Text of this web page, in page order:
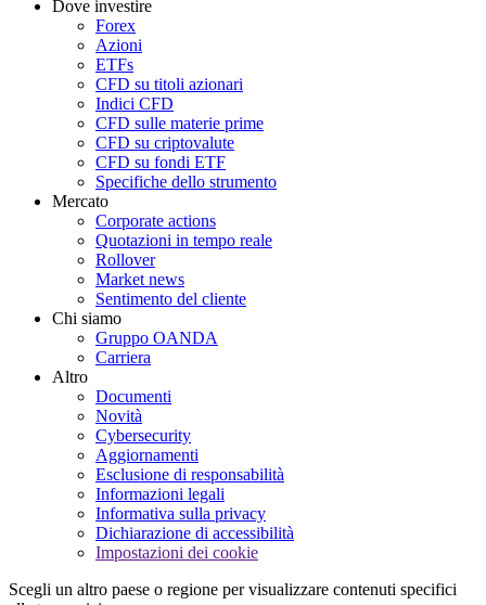
Dove investire
Forex
Azioni
ETFs
CFD su titoli azionari
Indici CFD
CFD sulle materie prime
CFD su criptovalute
CFD su fondi ETF
Specifiche dello strumento
Mercato
Corporate actions
Quotazioni in tempo reale
Rollover
Market news
Sentimento del cliente
Chi siamo
Gruppo OANDA
Carriera
Altro
Documenti
Novità
Cybersecurity
Aggiornamenti
Esclusione di responsabilità
Informazioni legali
Informativa sulla privacy
Dichiarazione di accessibilità
Impostazioni dei cookie
Scegli un altro paese o regione per visualizzare contenuti specifici